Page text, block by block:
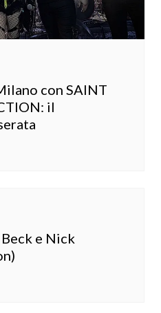
con SAINT
il
e Nick